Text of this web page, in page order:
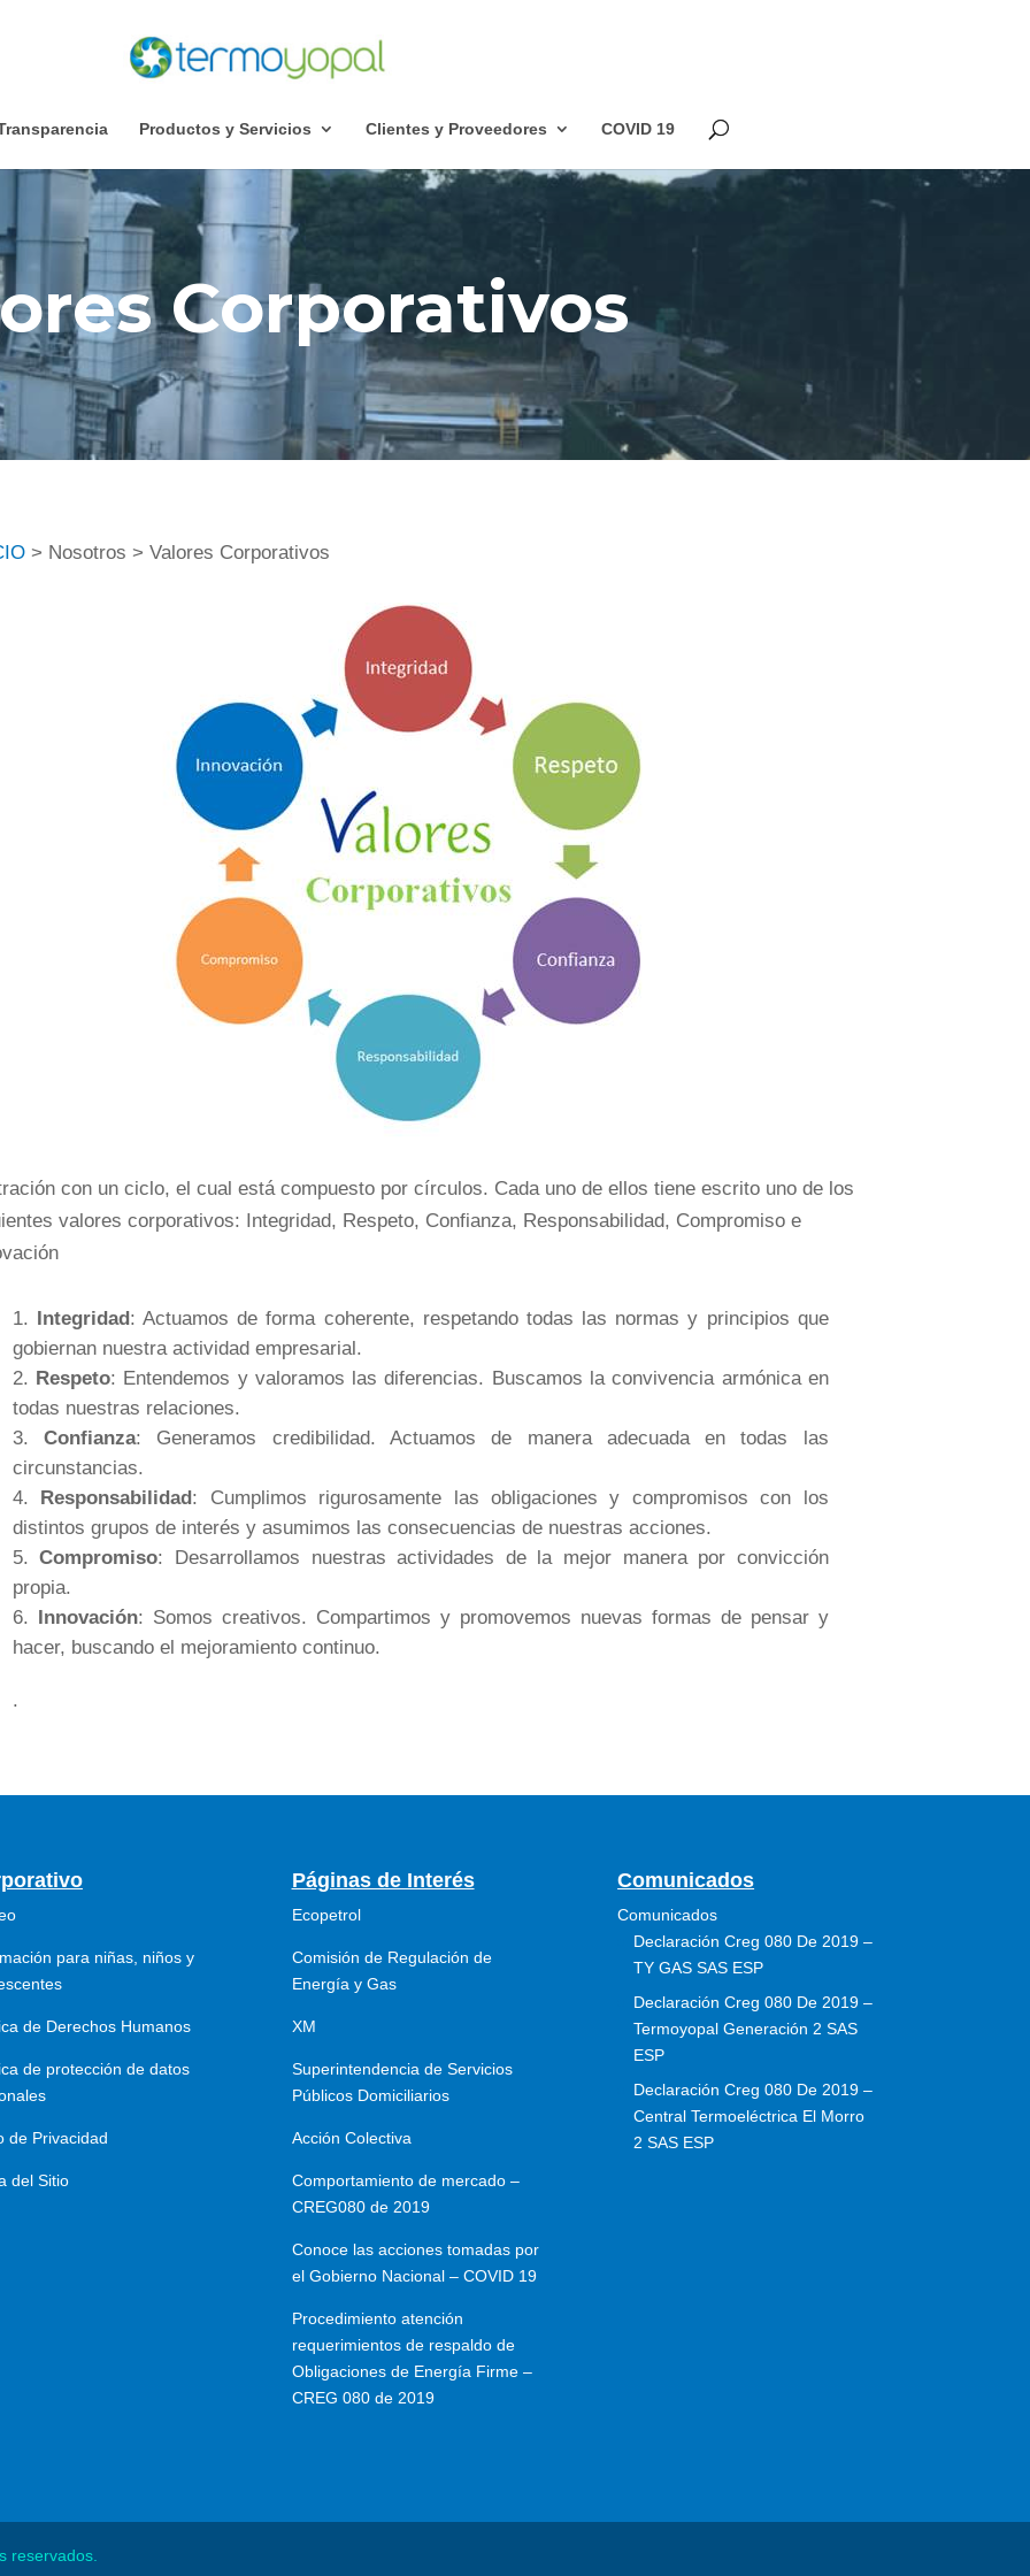
Productos y Servicios Clientes y Proveedores COVID 19
Corporativos
> Nosotros > Valores Corporativos
con un ciclo, el cual está compuesto por círculos. Cada uno de ellos tiene escrito uno de los
valores corporativos: Integridad, Respeto, Confianza, Responsabilidad, Compromiso e
Integridad: Actuamos de forma coherente, respetando todas las normas y principios que
gobiernan nuestra actividad empresarial.
Respeto: Entendemos y valoramos las diferencias. Buscamos la convivencia armónica en
todas nuestras relaciones.
Confianza: Generamos credibilidad. Actuamos de manera adecuada en todas las
circunstancias.
Responsabilidad: Cumplimos rigurosamente las obligaciones y compromisos con los
distintos grupos de interés y asumimos las consecuencias de nuestras acciones.
Compromiso: Desarrollamos nuestras actividades de la mejor manera por convicción
propia.
Innovación: Somos creativos. Compartimos y promovemos nuevas formas de pensar y
hacer, buscando el mejoramiento continuo.
.
para niñas, niños y
de Derechos Humanos
de protección de datos
de Privacidad
del Sitio
Páginas de Interés
Ecopetrol
Comisión de Regulación de
Energía y Gas
XM
Superintendencia de Servicios
Públicos Domiciliarios
Acción Colectiva
Comportamiento de mercado –
CREG080 de 2019
Conoce las acciones tomadas por
el Gobierno Nacional – COVID 19
Procedimiento atención
requerimientos de respaldo de
Obligaciones de Energía Firme –
CREG 080 de 2019
Comunicados
Comunicados
Declaración Creg 080 De 2019 –
TY GAS SAS ESP
Declaración Creg 080 De 2019 –
Termoyopal Generación 2 SAS
ESP
Declaración Creg 080 De 2019 –
Central Termoeléctrica El Morro
2 SAS ESP
reservados.